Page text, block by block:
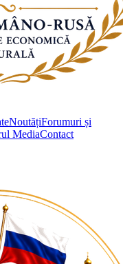
NoutățiForumuri și
MediaContact